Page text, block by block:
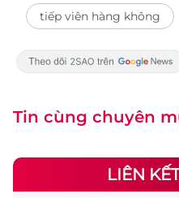
tiếp viên hàng không
Tin cùng chuyên
LIÊN